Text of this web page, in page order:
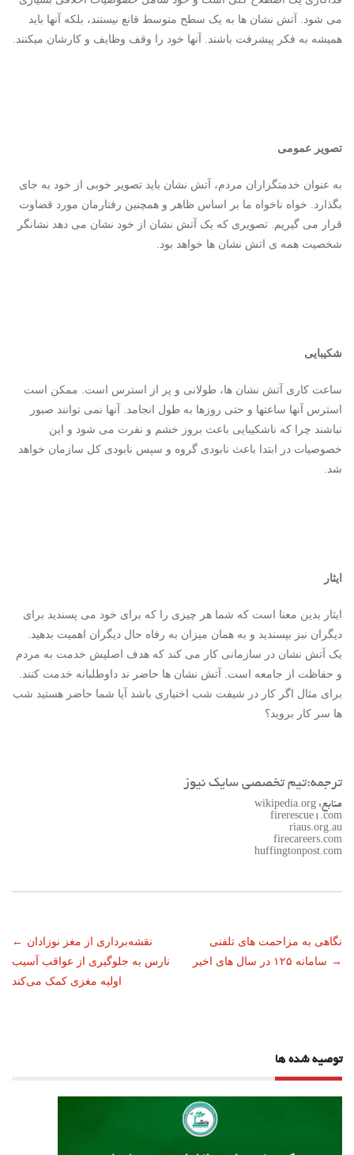
می شود. آتش نشان ها به یک سطح متوسط قانع نیستند، بلکه آنها باید
همیشه به فکر پیشرفت باشند. آنها خود را وقف وظایف و کارشان میکنند.
تصویر عمومی
به عنوان خدمتگزاران مردم، آتش نشان باید تصویر خوبی از خود به جای
بگذارد. خواه ناخواه ما بر اساس ظاهر و همچنین رفتارمان مورد قضاوت
قرار می گیریم. تصویری که یک آتش نشان از خود نشان می دهد نشانگر
شخصیت همه ی اتش نشان ها خواهد بود.
شکیبایی
ساعت کاری آتش نشان ها، طولانی و پر از استرس است. ممکن است
استرس آنها ساعتها و حتی روزها به طول انجامد. آنها نمی توانند صبور
نباشند چرا که ناشکیبایی باعث بروز خشم و نفرت می شود و این
خصوصیات در ابتدا باعث نابودی گروه و سپس نابودی کل سازمان خواهد
شد.
ایثار
ایثار بدین معنا است که شما هر چیزی را که برای خود می پسندید برای
دیگران نبز بپسندید و به همان میزان به رفاه حال دیگران اهمیت بدهید.
یک آتش نشان در سازمانی کار می کند که هدف اصلیش خدمت به مردم
و حفاظت از جامعه است. آتش نشان ها حاضر ند داوطلبانه خدمت کنند.
برای مثال اگر کار در شیفت شب اختیاری باشد آیا شما حاضر هستید شب
ها سر کار بروید؟
ترجمه:تیم تخصصی سایک نیوز
منابع: wikipedia.org
firerescue1.com
riaus.org.au
firecareers.com
huffingtonpost.com
ناوبری
← نقشه‌برداری از مغز نوزادان
نارس به جلوگیری از عواقب آسیب
اولیه مغزی کمک می‌کند
نگاهی به مزاحمت های تلفنی
سامانه ۱۲۵ در سال های اخیر →
توصیه شده ها